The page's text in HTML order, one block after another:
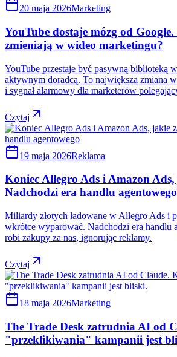
20 maja 2026Marketing
YouTube dostaje mózg od
zmieniają w wideo marketingu?
YouTube przestaje być pasywną biblioteką
aktywnym doradcą. To największa zmiana
i sygnał alarmowy dla marketerów
Czytaj
19 maja 2026Reklama
Koniec Allegro Ads i Amazon
Nadchodzi era handlu agentowego
Miliardy złotych ładowane w Allegro Ads i
wkrótce wyparować. Nadchodzi era handlu
robi zakupy za nas, ignorując reklamy.
Czytaj
18 maja 2026Marketing
The Trade Desk zatrudnia AI od
"przeklikiwania" kampanii jest